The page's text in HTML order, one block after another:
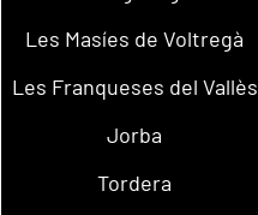
Les Masíes de Voltregà
Les Franqueses del Vallès
Jorba
Tordera